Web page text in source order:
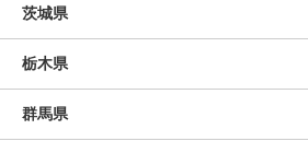
茨城県
栃木県
群馬県